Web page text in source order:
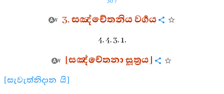
307
3. සඤ්චේතනිය වර්‍ගය
4. 4. 3. 1.
[සඤ්චේතනා සූත්‍රය]
[සැවැත්නිදාන යි]